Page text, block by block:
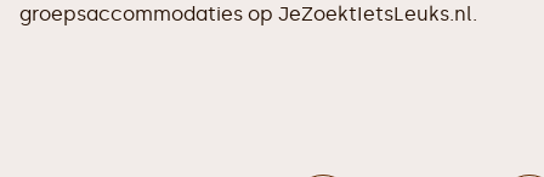
groepsaccommodaties op JeZoektIetsLeuks.nl.